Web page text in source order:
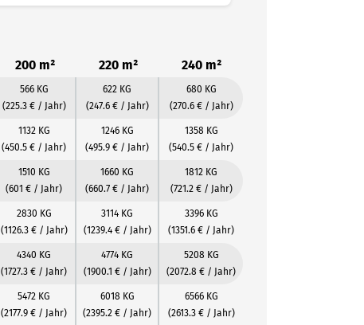
200 m² 220 m² 240 m²
566 KG
(225.3 € / Jahr)
622 KG
(247.6 € / Jahr)
680 KG
(270.6 € / Jahr)
1132 KG
(450.5 € / Jahr)
1246 KG
(495.9 € / Jahr)
1358 KG
(540.5 € / Jahr)
1510 KG
(601 € / Jahr)
1660 KG
(660.7 € / Jahr)
1812 KG
(721.2 € / Jahr)
2830 KG
(1126.3 € / Jahr)
3114 KG
(1239.4 € / Jahr)
3396 KG
(1351.6 € / Jahr)
4340 KG
(1727.3 € / Jahr)
4774 KG
(1900.1 € / Jahr)
5208 KG
(2072.8 € / Jahr)
5472 KG
(2177.9 € / Jahr)
6018 KG
(2395.2 € / Jahr)
6566 KG
(2613.3 € / Jahr)